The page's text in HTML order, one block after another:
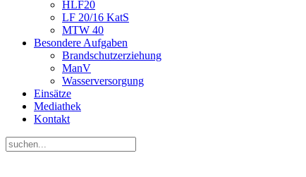
HLF20
LF 20/16 KatS
MTW 40
Besondere Aufgaben
Brandschutzerziehung
ManV
Wasserversorgung
Einsätze
Mediathek
Kontakt